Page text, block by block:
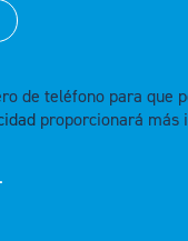
de teléfono para que
proporcionará más